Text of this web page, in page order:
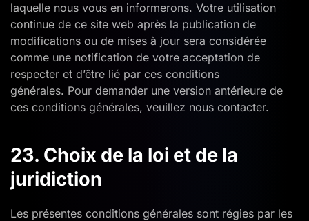
laquelle nous vous en informerons. Votre utilisation
continue de ce site web après la publication de
modifications ou de mises à jour sera considérée
comme une notification de votre acceptation de
respecter et d’être lié par ces conditions
générales. Pour demander une version antérieure de
ces conditions générales, veuillez nous contacter.
23. Choix de la loi et de la
juridiction
Les présentes conditions générales sont régies par les